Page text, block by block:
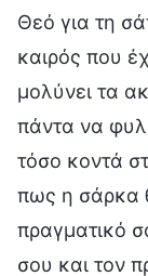
Θεό για τη
καιρός που
μολύνει τα
πάντα να
τόσο κοντά
πως η σάρκα
πραγματικό
σου και τον